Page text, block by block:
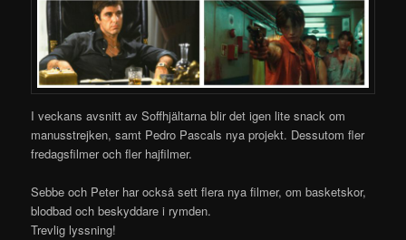
I veckans avsnitt av Soffhjältarna blir det igen lite snack om
manusstrejken, samt Pedro Pascals nya projekt. Dessutom fler
fredagsfilmer och fler hajfilmer.
Sebbe och Peter har också sett flera nya filmer, om basketskor,
blodbad och beskyddare i rymden.
Trevlig lyssning!